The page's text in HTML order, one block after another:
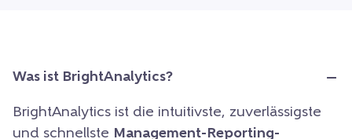
Was ist BrightAnalytics?
BrightAnalytics ist die intuitivste, zuverlässigste
und schnellste Management-Reporting-